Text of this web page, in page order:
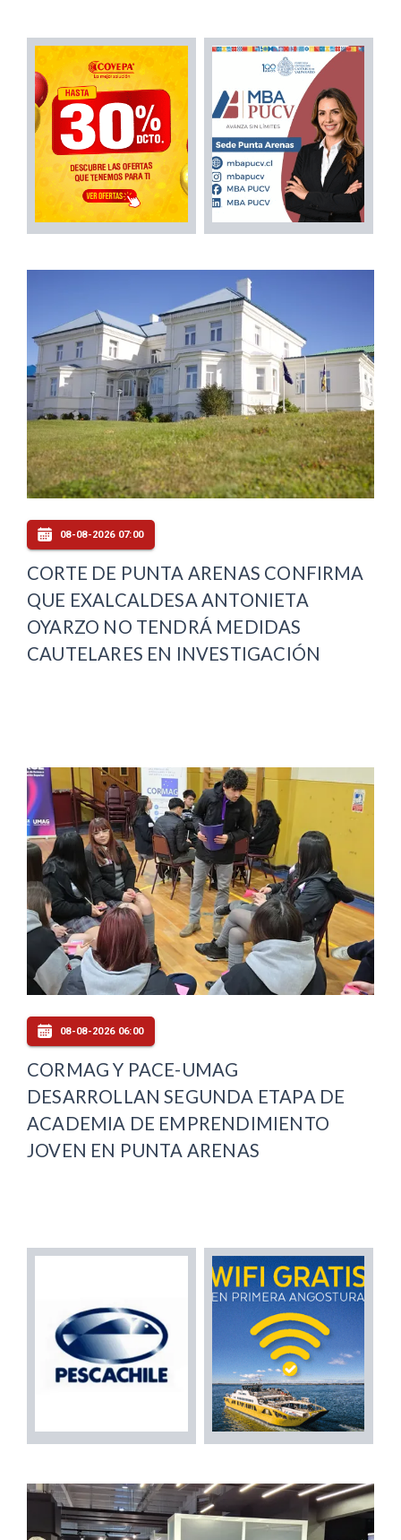
08-08-2026 07:00
CORTE DE PUNTA ARENAS CONFIRMA
QUE EXALCALDESA ANTONIETA
OYARZO NO TENDRÁ MEDIDAS
CAUTELARES EN INVESTIGACIÓN
08-08-2026 06:00
CORMAG Y PACE-UMAG
DESARROLLAN SEGUNDA ETAPA DE
ACADEMIA DE EMPRENDIMIENTO
JOVEN EN PUNTA ARENAS